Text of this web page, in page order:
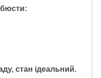
бюсти:
стан ідеальний.